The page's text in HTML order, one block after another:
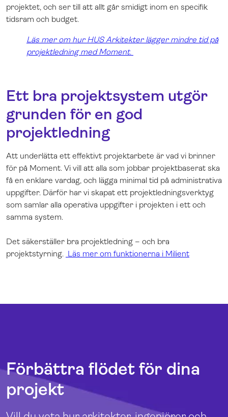
projektet, och ser till att allt går smidigt inom en specifik
tidsram och budget.
Läs mer om hur HUS Arkitekter lägger mindre tid på
projektledning med Moment.
Ett bra projektsystem utgör
grunden för en god
projektledning
Att underlätta ett effektivt projektarbete är vad vi brinner
för på Moment. Vi vill att alla som jobbar projektbaserat ska
få en enklare vardag, och lägga minimal tid på administrativa
uppgifter. Därför har vi skapat ett projektledningsverktyg
som samlar alla operativa uppgifter i projekten i ett och
samma system.
Det säkerställer bra projektledning – och bra
projektstyrning. Läs mer om funktionerna i Milient
Förbättra flödet för dina
projekt